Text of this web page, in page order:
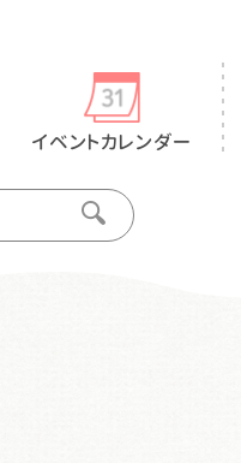
イベントカレンダー